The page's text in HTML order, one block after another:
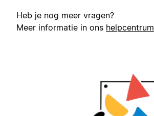
Heb je nog meer vragen?
Meer informatie in ons helpcentrum